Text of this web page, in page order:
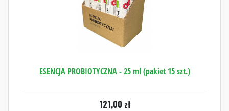
ESENCJA PROBIOTYCZNA - 25 ml (pakiet 15 szt.)
121,00 zł